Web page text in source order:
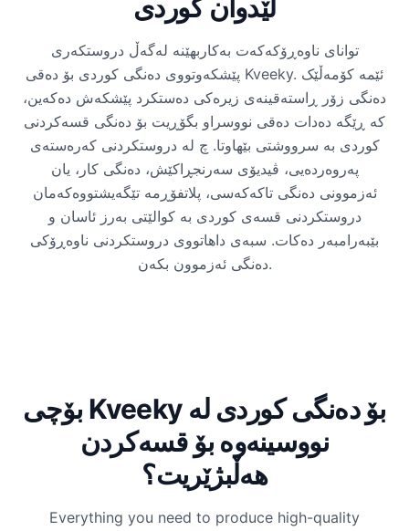
لێدوان کوردی
توانای ناوەڕۆکەکەت بەکاربهێنە لەگەڵ دروستکەری
پێشکەوتووی دەنگی کوردی بۆ دەقی Kveeky. ئێمە کۆمەڵێک
دەنگی زۆر ڕاستەقینەی زیرەکی دەستکرد پێشکەش دەکەین،
کە ڕێگە دەدات دەقی نووسراو بگۆڕیت بۆ دەنگی قسەکردنی
کوردی بە سرووشتی بێهاوتا. چ لە دروستکردنی کەرەستەی
پەروەردەیی، ڤیدیۆی سەرنجڕاکێش، دەنگی کار، یان
ئەزموونی دەنگی تاکەکەسی، پلاتفۆڕمە تێگەیشتووەکەمان
دروستکردنی قسەی کوردی بە کوالێتی بەرز ئاسان و
بێبەرامبەر دەکات. سبەی داهاتووی دروستکردنی ناوەڕۆکی
دەنگی ئەزموون بکەن.
بۆچی Kveeky بۆ دەنگی کوردی لە
نووسینەوە بۆ قسەکردن
هەڵبژێریت؟
Everything you need to produce high-quality